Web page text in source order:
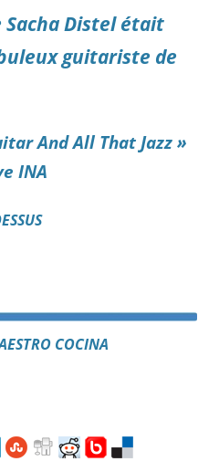
Distel était
guitariste de
And All That Jazz »
INA
COCINA